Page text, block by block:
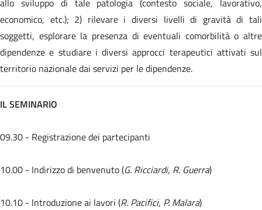
economico, etc.); 2) rilevare i diversi livelli di gravità di tali
soggetti, esplorare la presenza di eventuali comorbilità o altre
dipendenze e studiare i diversi approcci terapeutici attivati sul
territorio nazionale dai servizi per le dipendenze.
IL SEMINARIO
09.30 - Registrazione dei partecipanti
10.00 - Indirizzo di benvenuto (G. Ricciardi, R. Guerra)
10.10 - Introduzione ai lavori (R. Pacifici, P. Malara)